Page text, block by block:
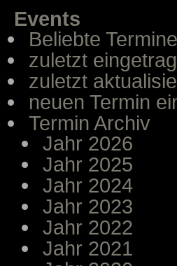
Events
Beliebte Termine
zuletzt
zuletzt
neuen Termin
Termin Archiv
Jahr 2026
Jahr 2025
Jahr 2024
Jahr 2023
Jahr 2022
Jahr 2021